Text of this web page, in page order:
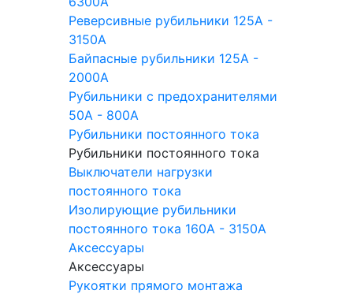
Реверсивные рубильники 125A -
3150A
Байпасные рубильники 125A -
2000A
Рубильники с предохранителями
50A - 800A
Рубильники постоянного тока
Рубильники постоянного тока
Выключатели нагрузки
постоянного тока
Изолирующие рубильники
постоянного тока 160A - 3150A
Аксессуары
Аксессуары
Рукоятки прямого монтажа